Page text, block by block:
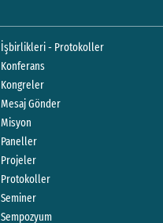
İşbirlikleri - Protokoller
Konferans
Kongreler
Mesaj Gönder
Misyon
Paneller
Projeler
Protokoller
Seminer
Sempozyum